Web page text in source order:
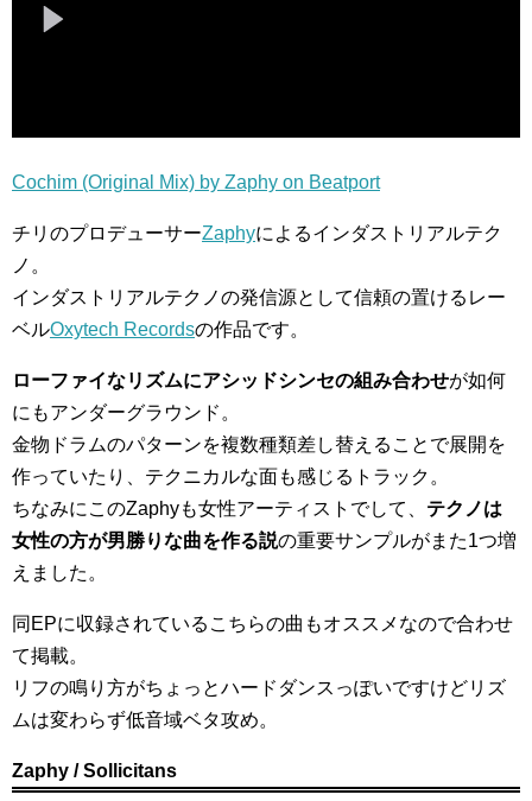
Cochim (Original Mix) by Zaphy on Beatport
チリのプロデューサーZaphyによるインダストリアルテク
ノ。
インダストリアルテクノの発信源として信頼の置けるレー
ベルOxytech Recordsの作品です。
ローファイなリズムにアシッドシンセの組み合わせが如何
にもアンダーグラウンド。
金物ドラムのパターンを複数種類差し替えることで展開を
作っていたり、テクニカルな面も感じるトラック。
ちなみにこのZaphyも女性アーティストでして、 テクノは
女性の方が男勝りな曲を作る説の重要サンプルがまた1つ増
えました。
同EPに収録されているこちらの曲もオススメなので合わせ
て掲載。
リフの鳴り方がちょっとハードダンスっぽいですけどリズ
ムは変わらず低音域ベタ攻め。
Zaphy / Sollicitans